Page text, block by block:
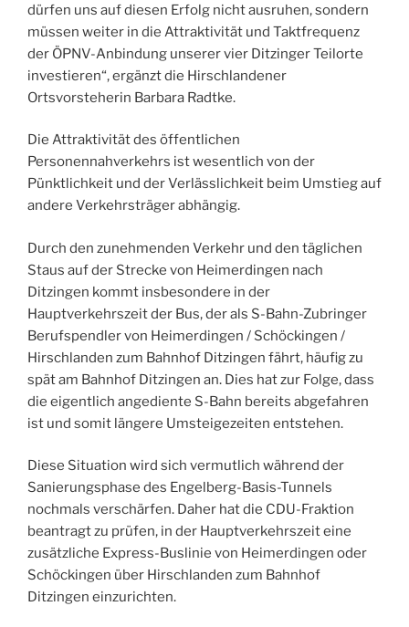
dürfen uns auf diesen Erfolg nicht ausruhen, sondern
müssen weiter in die Attraktivität und Taktfrequenz
der ÖPNV-Anbindung unserer vier Ditzinger Teilorte
investieren“, ergänzt die Hirschlandener
Ortsvorsteherin Barbara Radtke.
Die Attraktivität des öffentlichen
Personennahverkehrs ist wesentlich von der
Pünktlichkeit und der Verlässlichkeit beim Umstieg auf
andere Verkehrsträger abhängig.
Durch den zunehmenden Verkehr und den täglichen
Staus auf der Strecke von Heimerdingen nach
Ditzingen kommt insbesondere in der
Hauptverkehrszeit der Bus, der als S-Bahn-Zubringer
Berufspendler von Heimerdingen / Schöckingen /
Hirschlanden zum Bahnhof Ditzingen fährt, häufig zu
spät am Bahnhof Ditzingen an. Dies hat zur Folge, dass
die eigentlich angediente S-Bahn bereits abgefahren
ist und somit längere Umsteigezeiten entstehen.
Diese Situation wird sich vermutlich während der
Sanierungsphase des Engelberg-Basis-Tunnels
nochmals verschärfen. Daher hat die CDU-Fraktion
beantragt zu prüfen, in der Hauptverkehrszeit eine
zusätzliche Express-Buslinie von Heimerdingen oder
Schöckingen über Hirschlanden zum Bahnhof
Ditzingen einzurichten.